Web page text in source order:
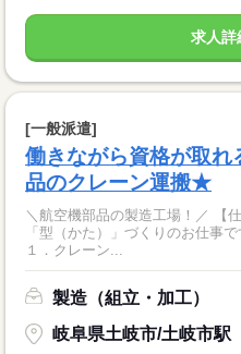
求人詳
[一般派遣]
働きながら資格が取
品のクレーン運搬★
＼航空機部品の製造工場！／ 【仕事内容】 航空機に使われる部品の
「型（かた）」づくりのお仕事です！ ▼作業はとってもシ
１．クレーン...
製造（組立・加工）
岐阜県土岐市/土岐市駅